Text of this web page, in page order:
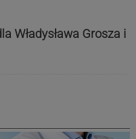
Władysława Grosza i